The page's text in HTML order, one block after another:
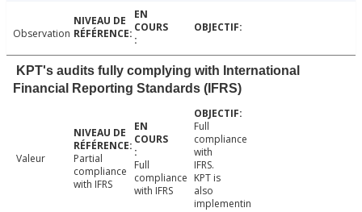
Observation
KPT's audits fully complying with International
Financial Reporting Standards (IFRS)
Valeur
Partial
compliance
with IFRS
Full
compliance
with IFRS
Full
compliance
with
IFRS.
KPT is
also
implementin